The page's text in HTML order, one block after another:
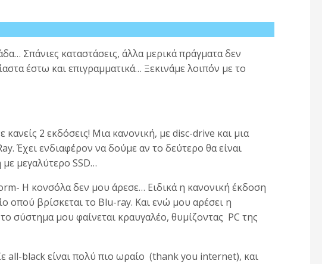
Σπάνιες καταστάσεις, άλλα μερικά πράγματα δεν
έστω και επιγραμματικά… Ξεκινάμε λοιπόν με το
κανείς 2 εκδόσεις! Μια κανονική, με disc-drive και μια
Έχει ενδιαφέρον να δούμε αν το δεύτερο θα είναι
μεγαλύτερο SSD…
Η κονσόλα δεν μου άρεσε… Ειδικά η κανονική έκδοση
οπού βρίσκεται το Blu-ray. Και ενώ μου αρέσει η
σύστημα μου φαίνεται κραυγαλέο, θυμίζοντας PC της
all-black είναι πολύ πιο ωραίο (thank you internet), και